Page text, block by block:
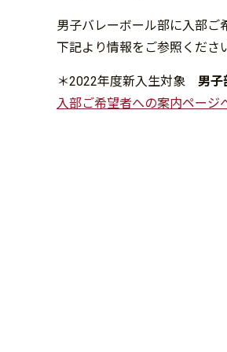
男子バレーボール部に入部ご
下記より情報をご参照くださ
＊2022年度新入生対象 男子
入部ご希望者への案内ページ